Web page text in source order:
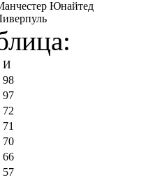
Юнайтед
И
98
97
72
71
70
66
57